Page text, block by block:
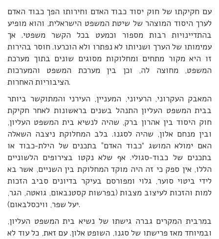
עם חקיקתו של חוק יסוד כבוד האדם וחירותו הפך כבוד האדם
לערך היסוד המוצהר של שיטת המשפט הישראלית, והוא מופיע
בהתדיינויות רבות מספור וכמעט בכל הקשר משפטי. אך
עמימותו של הערך ושניותו לא נפתרו ולא הוכרעו. חוסר בהירות
זו היא מקור מתחים ומחלוקות מסוגים שונים בתוך מערכת
המשפט, מחוצה לה, וכן בין מערכת המשפט והמערכות
הציבוריות האחרות.
המאבק העקרוני, הרעיוני, המעניין, העירני והמתוקשר ביותר
בבית המשפט העליון התנהל בשנים בראשונות לאחר חקיקת
חוק היסוד בין אהרון ברק, שהיה לנשיא בית המשפט העליון,
ובין מנחם אלון, שהיה לסגנו. בלב המחלוקת ניצבה השאלה
האם ימולא המושג “כבוד האדם” בתכנים של הילת-כבוד או
בתכנים של כבוד-סגולי. אף שלא נקטו בצירופים הלשוניים
הללו, אין ספק כי זה היה מוקד המחלוקת בין השניים, אשר בא
לידי ביטוי סוער, גלוי ומפורסם בעיקר בדיונים סביב הזכות
למות והזכות לעיצוב מצבות (בפרשות קסטנבאום, גואטה, הגר,
יעל שפר, וויכסלבאום).
במרבית המקרים גברה גישתו של נשיא בית המשפט העליון,
ובמיוחד מאז פרישתו של סגנו, השופט אלון. עם זאת, כל עוד לא